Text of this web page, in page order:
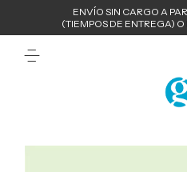
ENVÍO SIN CARGO A
(TIEMPOS DE ENTREGA) O